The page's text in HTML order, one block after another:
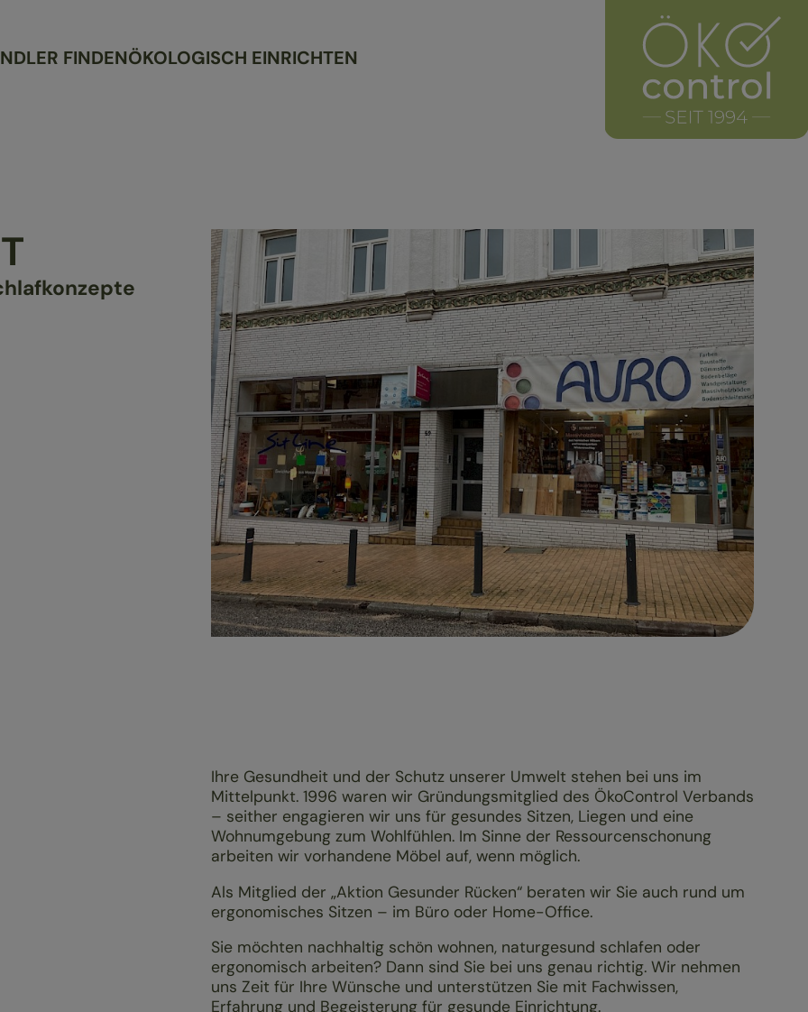
FINDENÖKOLOGISCH EINRICHTEN
Ihre Gesundheit und der Schutz unserer Umwelt stehen bei uns im
Mittelpunkt. 1996 waren wir Gründungsmitglied des ÖkoControl Verbands
– seither engagieren wir uns für gesundes Sitzen, Liegen und eine
Wohnumgebung zum Wohlfühlen. Im Sinne der Ressourcenschonung
arbeiten wir vorhandene Möbel auf, wenn möglich.
Als Mitglied der „Aktion Gesunder Rücken“ beraten wir Sie auch rund um
ergonomisches Sitzen – im Büro oder Home-Office.
Sie möchten nachhaltig schön wohnen, naturgesund schlafen oder
ergonomisch arbeiten? Dann sind Sie bei uns genau richtig. Wir nehmen
uns Zeit für Ihre Wünsche und unterstützen Sie mit Fachwissen,
Erfahrung und Begeisterung für gesunde Einrichtung.